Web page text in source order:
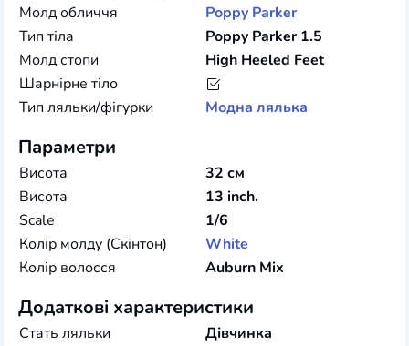
Молд обличчя
Poppy Parker
Тип тіла
Poppy Parker 1.5
Молд стопи
High Heeled Feet
Шарнірне тіло
Тип ляльки/фігурки
Модна лялька
Параметри
Висота
32 см
Висота
13 inch.
Scale
1/6
Колір молду (Скінтон)
White
Колір волосся
Auburn Mix
Додаткові характеристики
Стать ляльки
Дівчинка